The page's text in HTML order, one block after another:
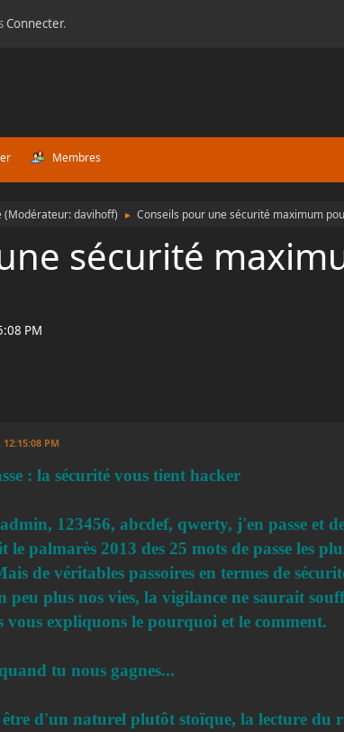
Connecter.
Membres
(Modérateur:davihoff) ► Conseils pour une sécurité maximum
sécurité
PM
PM
: la sécurité vous tient hacker
123456, abcdef, qwerty, j'en passe et
le palmarès 2013 des 25 mots de passe les
de véritables passoires en termes de
peu plus nos vies, la vigilance ne saurait
vous expliquons le pourquoi et le comment.
tu nous gagnes...
d'un naturel plutôt stoïque, la lecture du